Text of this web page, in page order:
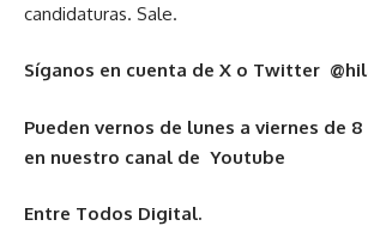
candidaturas. Sale.
Síganos en cuenta de X o Twitter
Pueden vernos de lunes a viernes de
en nuestro canal de Youtube
Entre Todos Digital.